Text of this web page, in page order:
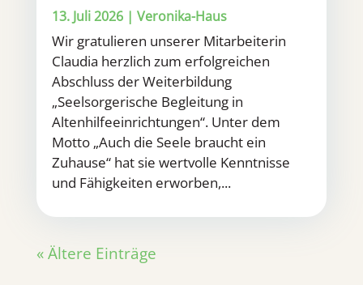
13. Juli 2026| Veronika-Haus
Wir gratulieren unserer Mitarbeiterin
Claudia herzlich zum erfolgreichen
Abschluss der Weiterbildung
„Seelsorgerische Begleitung in
Altenhilfeeinrichtungen“. Unter dem
Motto „Auch die Seele braucht ein
Zuhause“ hat sie wertvolle Kenntnisse
und Fähigkeiten erworben,...
« Ältere Einträge